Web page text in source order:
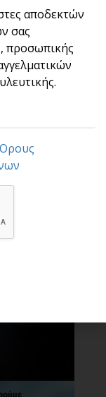
Κάποιοι
αποδεκτών
σας
προσωπικής